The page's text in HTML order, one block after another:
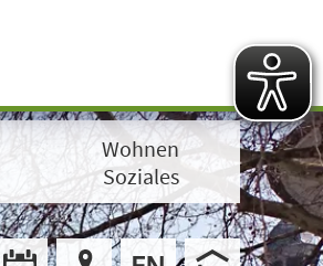
Wohnen
Soziales